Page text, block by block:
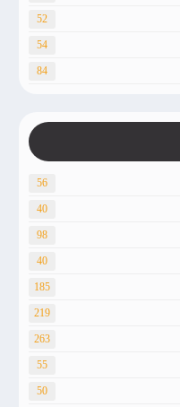
52
54
84
56
40
98
40
185
219
263
55
50